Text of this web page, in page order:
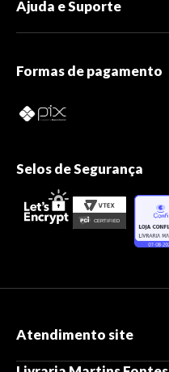
Ajuda e Suporte
Formas de pagamento
Selos de Segurança
Atendimento site